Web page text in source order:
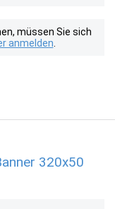
müssen Sie sich
anmelden
320x50